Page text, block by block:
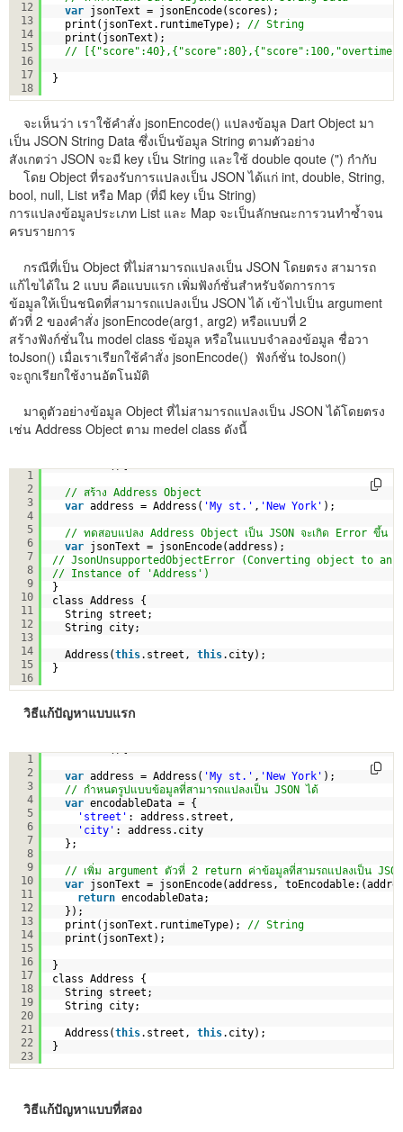
12
13
14
15
16
17
18
var jsonText = jsonEncode(scores);
print(jsonText.runtimeType); // String
print(jsonText);
//
}
จะเห็นว่า เราใช้คำสั่ง jsonEncode() แปลงข้อมูล Dart Object มา
เป็น JSON String Data ซึ่งเป็นข้อมูล String ตามตัวอย่าง
สังเกตว่า JSON จะมี key เป็น String และใช้ double qoute (") กำกับ
โดย Object ที่รองรับการแปลงเป็น JSON ได้แก่ int, double, String,
bool, null, List หรือ Map (ที่มี key เป็น String)
การแปลงข้อมูลประเภท List และ Map จะเป็นลักษณะการวนทำซ้ำจน
ครบรายการ
กรณีที่เป็น Object ที่ไม่สามารถแปลงเป็น JSON โดยตรง สามารถ
แก้ไขได้ใน 2 แบบ คือแบบแรก เพิ่มฟังก์ชั่นสำหรับจัดการการ
ข้อมูลให้เป็นชนิดที่สามารถแปลงเป็น JSON ได้ เข้าไปเป็น argument
ตัวที่ 2 ของคำสั่ง jsonEncode(arg1, arg2) หรือแบบที่ 2
สร้างฟังก์ชั่นใน model class ข้อมูล หรือในแบบจำลองข้อมูล ชื่อวา
toJson() เมื่อเราเรียกใช้คำสั่ง jsonEncode() ฟังก์ชั่น toJson()
จะถูกเรียกใช้งานอัตโนมัติ
มาดูตัวอย่างข้อมูล Object ที่ไม่สามารถแปลงเป็น JSON ได้โดยตรง
เช่น Address Object ตาม medel class ดังนี้
1
2
3
4
5
6
7
8
9
10
11
12
13
14
15
16
void main(){
// สร้าง Address Object
var address = Address( 'My st.' , 'New York' );
// ทดสอบแปลง Address Object เป็น JSON จะเกิด Error ขึ้น
var jsonText = jsonEncode(address);
// JsonUnsupportedObjectError (Converting object to
// Instance of 'Address')
}
class Address {
String street;
String city;
Address(this.street, this.city);
}
วิธีแก้ปัญหาแบบแรก
1
2
3
4
5
6
7
8
9
10
11
12
13
14
15
16
17
18
19
20
21
22
23
void main(){
var address = Address( 'My st.' , 'New York' );
// กำหนดรูปแบบข้อมูลที่สามารถแปลงเป็น JSON ได้
var encodableData = {
'street' : address.street,
'city' : address.city
};
// เพิ่ม argument ตัวที่ 2 return ค่าข้อมูลที่สามรถแปลงเป็น
var jsonText = jsonEncode(address,
return encodableData;
});
print(jsonText.runtimeType); // String
print(jsonText);
}
class Address {
String street;
String city;
Address(this.street, this.city);
}
วิธีแก้ปัญหาแบบที่สอง